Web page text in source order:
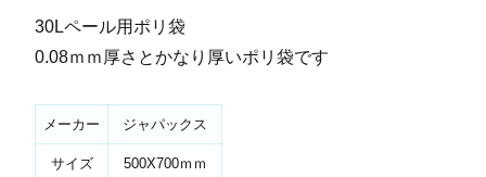
30Lペール用ポリ袋
0.08ｍｍ厚さとかなり厚いポリ袋です
メーカー ジャパックス
サイズ 500X700ｍｍ